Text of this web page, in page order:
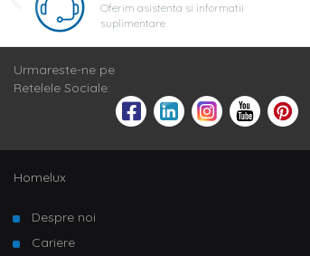
Oferim asistenta si informatii
suplimentare
Urmareste-ne pe
Retelele Sociale:
Homelux
Despre noi
Cariere